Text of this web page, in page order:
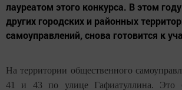
лауреатом этого конкурса. В этом
других городских и районных
самоуправлений, снова готовится к
На территории общественного
41 и 43 по улице Гафиатуллина. Это